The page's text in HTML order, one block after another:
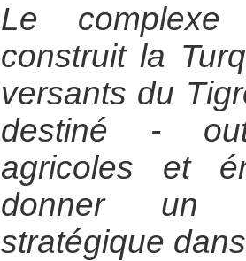
Le
construit la
versants du
destiné -
agricoles et
donner un
stratégique